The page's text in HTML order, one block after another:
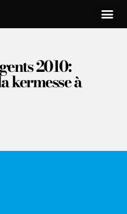
2010:
kermesse à